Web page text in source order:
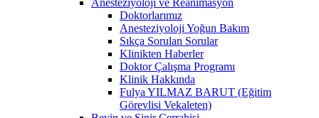
Doktorlarımız
Anesteziyoloji Yoğun Bakım
Sıkça Sorulan Sorular
Klinikten Haberler
Doktor Çalışma Programı
Klinik Hakkında
Fulya YILMAZ BARUT (Eğitim
Görevlisi Vekaleten)